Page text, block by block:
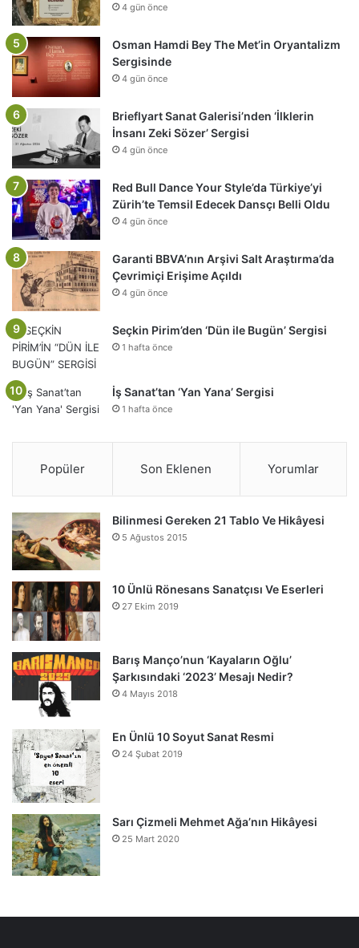
4 gün önce
Osman Hamdi Bey The Met’in Oryantalizm
Sergisinde
4 gün önce
Brieflyart Sanat Galerisi’nden ‘İlklerin
İnsanı Zeki Sözer’ Sergisi
4 gün önce
Red Bull Dance Your Style’da Türkiye’yi
Zürih’te Temsil Edecek Dansçı Belli Oldu
4 gün önce
Garanti BBVA’nın Arşivi Salt Araştırma’da
Çevrimiçi Erişime Açıldı
4 gün önce
Seçkin Pirim’den ‘Dün ile Bugün’ Sergisi
1 hafta önce
İş Sanat’tan ‘Yan Yana’ Sergisi
1 hafta önce
Popüler Son Eklenen Yorumlar
Bilinmesi Gereken 21 Tablo Ve Hikâyesi
5 Ağustos 2015
10 Ünlü Rönesans Sanatçısı Ve Eserleri
27 Ekim 2019
Barış Manço’nun ‘Kayaların Oğlu’
Şarkısındaki ‘2023’ Mesajı Nedir?
4 Mayıs 2018
En Ünlü 10 Soyut Sanat Resmi
24 Şubat 2019
Sarı Çizmeli Mehmet Ağa’nın Hikâyesi
25 Mart 2020